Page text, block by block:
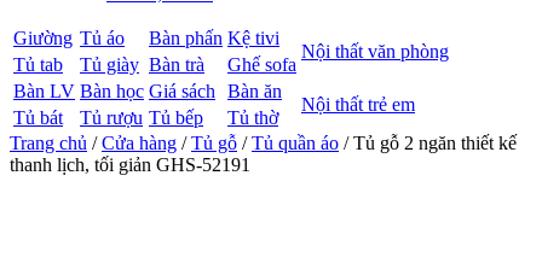
Giường Tủ áo Bàn phấn Kệ tivi
Nội thất văn phòng
Tủ tab Tủ giày Bàn trà
Ghế sofa
Bàn LV Bàn học Giá sách Bàn ăn
Nội thất trẻ em
Tủ bát Tủ rượu Tủ bếp
Tủ thờ
Trang chủ /Cửa hàng /Tủ gỗ /Tủ quần áo / Tủ gỗ 2 ngăn thiết kế
thanh lịch, tối giản GHS-52191